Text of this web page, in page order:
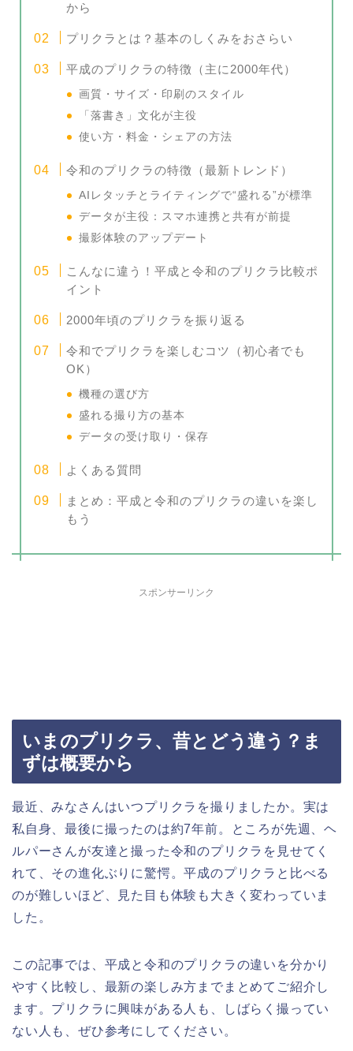
から
プリクラとは？基本のしくみをおさらい
平成のプリクラの特徴（主に2000年代）
画質・サイズ・印刷のスタイル
「落書き」文化が主役
使い方・料金・シェアの方法
令和のプリクラの特徴（最新トレンド）
AIレタッチとライティングで“盛れる”が標準
データが主役：スマホ連携と共有が前提
撮影体験のアップデート
こんなに違う！平成と令和のプリクラ比較ポ
イント
2000年頃のプリクラを振り返る
令和でプリクラを楽しむコツ（初心者でも
OK）
機種の選び方
盛れる撮り方の基本
データの受け取り・保存
よくある質問
まとめ：平成と令和のプリクラの違いを楽し
もう
スポンサーリンク
いまのプリクラ、昔とどう違う？ま
ずは概要から
最近、みなさんはいつプリクラを撮りましたか。実は
私自身、最後に撮ったのは約7年前。ところが先週、ヘ
ルパーさんが友達と撮った令和のプリクラを見せてく
れて、その進化ぶりに驚愕。平成のプリクラと比べる
のが難しいほど、見た目も体験も大きく変わっていま
した。
この記事では、平成と令和のプリクラの違いを分かり
やすく比較し、最新の楽しみ方までまとめてご紹介し
ます。プリクラに興味がある人も、しばらく撮ってい
ない人も、ぜひ参考にしてください。